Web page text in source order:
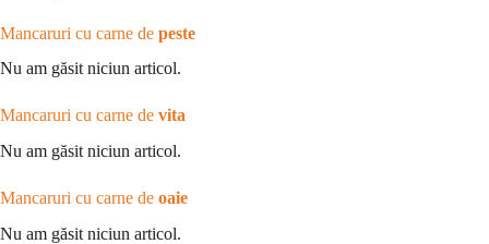
Mancaruri cu carne de peste
Nu am găsit niciun articol.
Mancaruri cu carne de vita
Nu am găsit niciun articol.
Mancaruri cu carne de oaie
Nu am găsit niciun articol.